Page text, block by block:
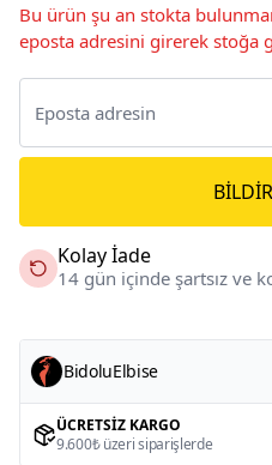
Bu ürün şu an stokta
eposta adresini girerek
Kolay İade
14 gün içinde şartsız ve
BidoluElbise
ÜCRETSIZ KARGO
9.600₺ üzeri siparişlerde